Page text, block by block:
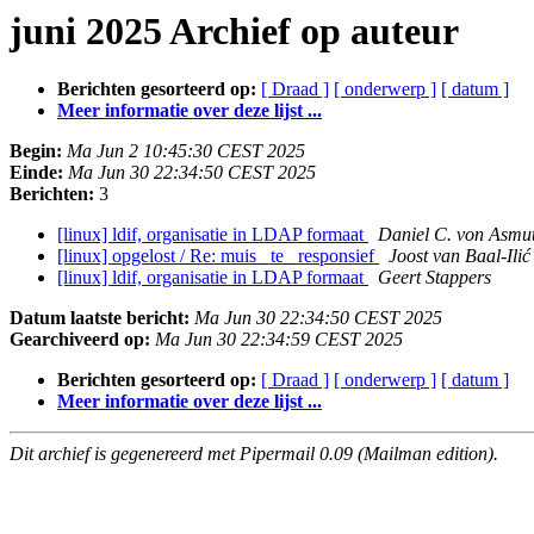
juni 2025 Archief op auteur
Berichten gesorteerd op: [ Draad ] [ onderwerp ] [ datum ]
Meer informatie over deze lijst ...
Begin: Ma Jun 2 10:45:30 CEST 2025
Einde: Ma Jun 30 22:34:50 CEST 2025
Berichten: 3
[linux] ldif, organisatie in LDAP formaat
Daniel C. von
[linux] opgelost / Re: muis _te_ responsief
Joost van Baal-Ilić
[linux] ldif, organisatie in LDAP formaat
Geert Stappers
Datum laatste bericht: Ma Jun 30 22:34:50 CEST 2025
Gearchiveerd op: Ma Jun 30 22:34:59 CEST 2025
Berichten gesorteerd op: [ Draad ] [ onderwerp ] [ datum ]
Meer informatie over deze lijst ...
Dit archief is gegenereerd met Pipermail 0.09 (Mailman edition).